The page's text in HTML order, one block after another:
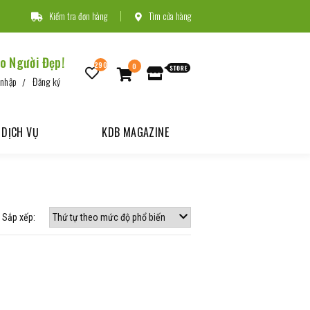
Kiểm tra đơn hàng Tìm cửa hàng
Người Đẹp!
Đăng ký
290 0
DỊCH VỤ KDB MAGAZINE
Sắp xếp: